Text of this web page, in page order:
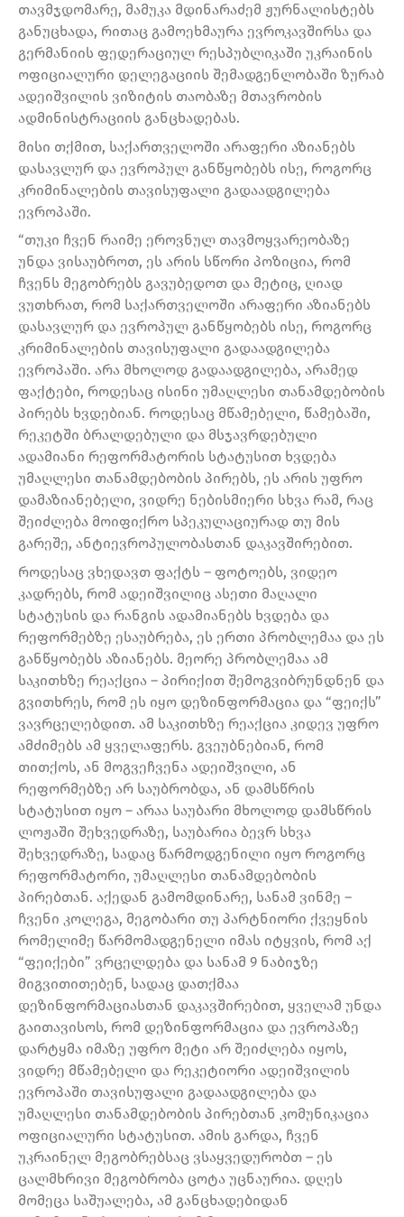
თავმჯდომარე, მამუკა მდინარაძემ ჟურნალისტებს
განუცხადა, რითაც გამოეხმაურა ევროკავშირსა და
გერმანიის ფედერაციულ რესპუბლიკაში უკრაინის
ოფიციალური დელეგაციის შემადგენლობაში ზურაბ
ადეიშვილის ვიზიტის თაობაზე მთავრობის
ადმინისტრაციის განცხადებას.
მისი თქმით, საქართველოში არაფერი აზიანებს
დასავლურ და ევროპულ განწყობებს ისე, როგორც
კრიმინალების თავისუფალი გადაადგილება
ევროპაში.
“თუკი ჩვენ რაიმე ეროვნულ თავმოყვარეობაზე
უნდა ვისაუბროთ, ეს არის სწორი პოზიცია, რომ
ჩვენს მეგობრებს გავუბედოთ და მეტიც, ღიად
ვუთხრათ, რომ საქართველოში არაფერი აზიანებს
დასავლურ და ევროპულ განწყობებს ისე, როგორც
კრიმინალების თავისუფალი გადაადგილება
ევროპაში. არა მხოლოდ გადაადგილება, არამედ
ფაქტები, როდესაც ისინი უმაღლესი თანამდებობის
პირებს ხვდებიან. როდესაც მწამებელი, წამებაში,
რეკეტში ბრალდებული და მსჯავრდებული
ადამიანი რეფორმატორის სტატუსით ხვდება
უმაღლესი თანამდებობის პირებს, ეს არის უფრო
დამაზიანებელი, ვიდრე ნებისმიერი სხვა რამ, რაც
შეიძლება მოიფიქრო სპეკულაციურად თუ მის
გარეშე, ანტიევროპულობასთან დაკავშირებით.
როდესაც ვხედავთ ფაქტს – ფოტოებს, ვიდეო
კადრებს, რომ ადეიშვილიც ასეთი მაღალი
სტატუსის და რანგის ადამიანებს ხვდება და
რეფორმებზე ესაუბრება, ეს ერთი პრობლემაა და ეს
განწყობებს აზიანებს. მეორე პრობლემაა ამ
საკითხზე რეაქცია – პირიქით შემოგვიბრუნდნენ და
გვითხრეს, რომ ეს იყო დეზინფორმაცია და “ფეიქს”
ვავრცელებდით. ამ საკითხზე რეაქცია კიდევ უფრო
ამძიმებს ამ ყველაფერს. გვეუბნებიან, რომ
თითქოს, ან მოგვეჩვენა ადეიშვილი, ან
რეფორმებზე არ საუბრობდა, ან დამსწრის
სტატუსით იყო – არაა საუბარი მხოლოდ დამსწრის
ლოჟაში შეხვედრაზე, საუბარია ბევრ სხვა
შეხვედრაზე, სადაც წარმოდგენილი იყო როგორც
რეფორმატორი, უმაღლესი თანამდებობის
პირებთან. აქედან გამომდინარე, სანამ ვინმე –
ჩვენი კოლეგა, მეგობარი თუ პარტნიორი ქვეყნის
რომელიმე წარმომადგენელი იმას იტყვის, რომ აქ
“ფეიქები” ვრცელდება და სანამ 9 ნაბიჯზე
მიგვითითებენ, სადაც დათქმაა
დეზინფორმაციასთან დაკავშირებით, ყველამ უნდა
გაითავისოს, რომ დეზინფორმაცია და ევროპაზე
დარტყმა იმაზე უფრო მეტი არ შეიძლება იყოს,
ვიდრე მწამებელი და რეკეტიორი ადეიშვილის
ევროპაში თავისუფალი გადაადგილება და
უმაღლესი თანამდებობის პირებთან კომუნიკაცია
ოფიციალური სტატუსით. ამის გარდა, ჩვენ
უკრაინელ მეგობრებსაც ვსაყვედურობთ – ეს
ცალმხრივი მეგობრობა ცოტა უცნაურია. დღეს
მომეცა საშუალება, ამ განცხადებიდან